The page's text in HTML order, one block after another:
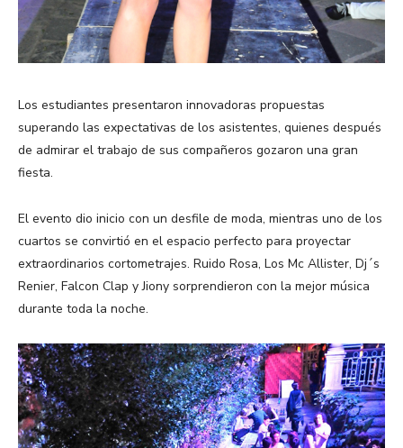
Los estudiantes presentaron innovadoras propuestas
superando las expectativas de los asistentes, quienes después
de admirar el trabajo de sus compañeros gozaron una gran
fiesta.
El evento dio inicio con un desfile de moda, mientras uno de los
cuartos se convirtió en el espacio perfecto para proyectar
extraordinarios cortometrajes. Ruido Rosa, Los Mc Allister, Dj´s
Renier, Falcon Clap y Jiony sorprendieron con la mejor música
durante toda la noche.